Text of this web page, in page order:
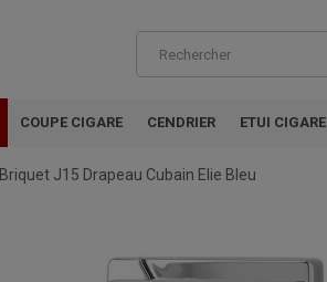
COUPE CIGARE CENDRIER ETUI CIGARE
Briquet J15 Drapeau Cubain Elie Bleu